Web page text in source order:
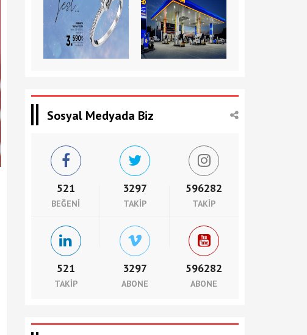
Sosyal Medyada Biz
521
BEĞENI
3297
TAKIP
596282
TAKIP
521
TAKIP
3297
ABONE
596282
ABONE